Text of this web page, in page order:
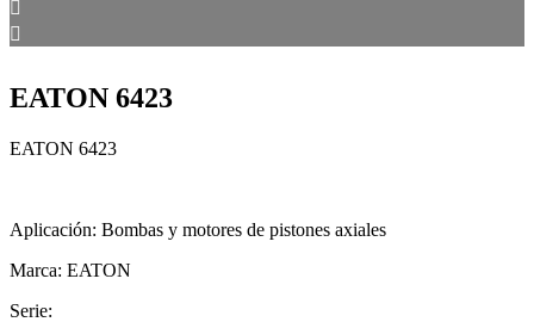
EATON 6423
EATON 6423
Aplicación: Bombas y motores de pistones axiales
Marca: EATON
Serie: